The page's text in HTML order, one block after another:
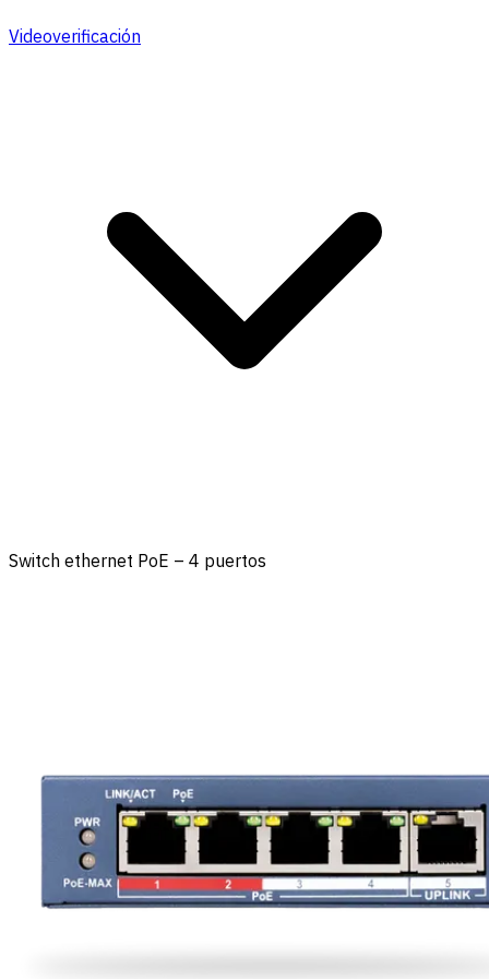
Videoverificación
Switch ethernet PoE – 4 puertos